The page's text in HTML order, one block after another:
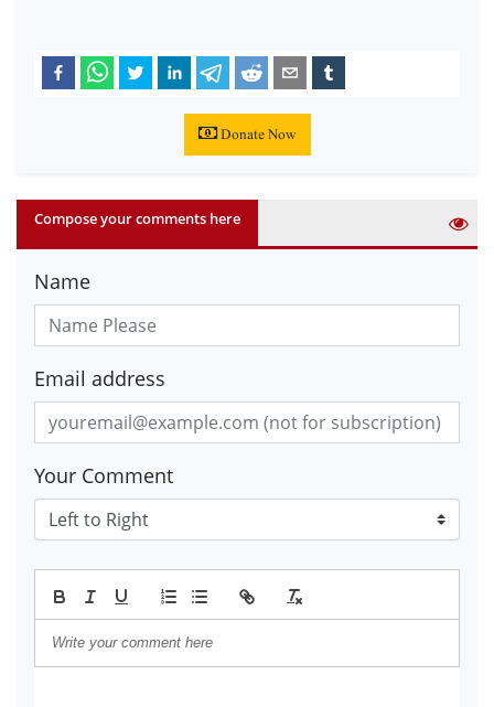
Donate Now
Compose your comments here
Name
Email address
Your Comment